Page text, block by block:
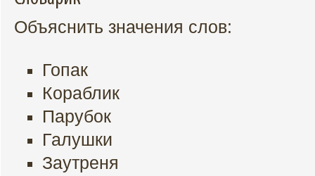
Объяснить значения слов:
Гопак
Кораблик
Парубок
Галушки
Заутреня